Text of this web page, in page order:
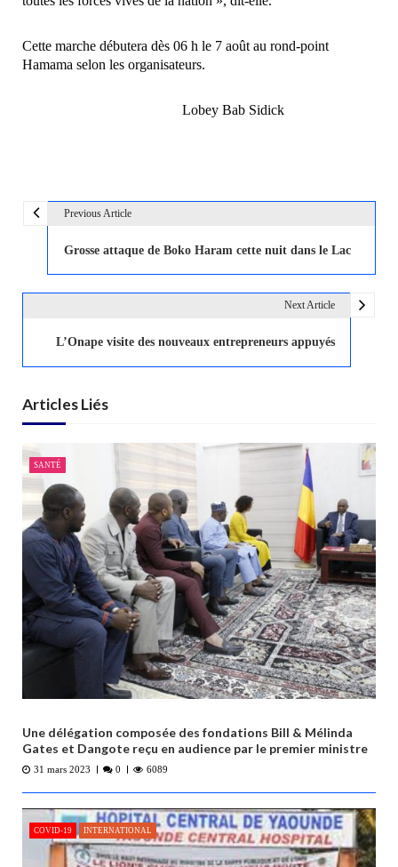
Cette marche débutera dès 06 h le 7 aoûtau rond-point
Hamama selon les organisateurs.
Lobey Bab Sidick
N
i
t
o
n
d
e
l
’
a
r
t
i
c
l
Previous Article
Grosse attaque de Boko Haram cette nuit dans le Lac
Next Article
L’Onape visite des nouveaux entrepreneurs appuyés
Articles Liés
SANTÉ
Une délégation composée des fondations Bill & Mélinda
Gates et Dangote reçu en audience par le premier ministre
31 mars 2023 0 6089
COVID-19 INTERNATIONAL